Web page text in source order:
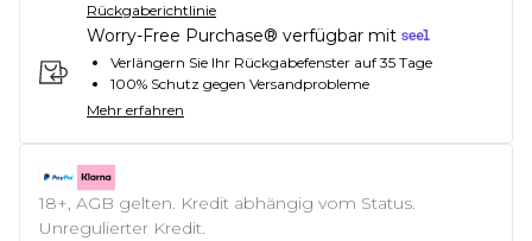
Rückgaberichtlinie
Worry-Free Purchase® verfügbar mit
Verlängern Sie Ihr Rückgabefenster auf 35 Tage
100% Schutz gegen Versandprobleme
Mehr erfahren
18+, AGB gelten. Kredit abhängig vom Status.
Unregulierter Kredit.